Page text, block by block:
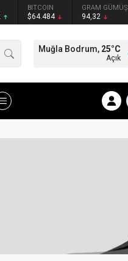
BITCOIN
$64.484
GRAM GÜMÜŞ
94,32
Muğla Bodrum, 25°C
Açık